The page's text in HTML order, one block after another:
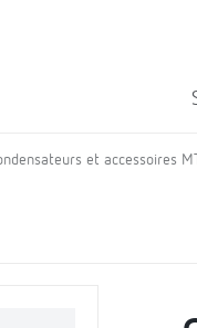
et accessoires MT